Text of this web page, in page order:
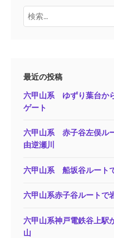
検
索:
最近の投稿
六甲山系 ゆずり葉台か
ゲート
六甲山系 赤子谷左俣ル
由逆瀬川
六甲山系 船坂谷ルート
六甲山系赤子谷ルートで
六甲山系神戸電鉄谷上駅
山